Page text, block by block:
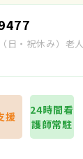
日・祝休み）老
援
24時間看
護師常駐